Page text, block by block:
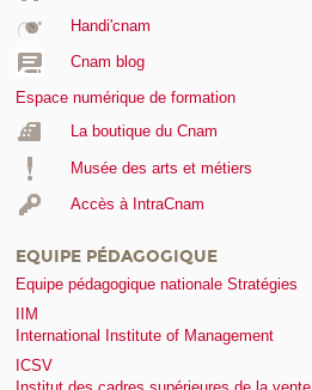
Handi'cnam
Cnam blog
Espace numérique de formation
La boutique du Cnam
Musée des arts et métiers
Accès à IntraCnam
EQUIPE PÉDAGOGIQUE
Equipe pédagogique nationale Stratégies
IIM
International Institute of Management
ICSV